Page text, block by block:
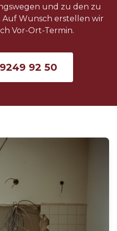
und zu den zu
Wunsch erstellen wir
Vor-Ort-Termin.
92 50